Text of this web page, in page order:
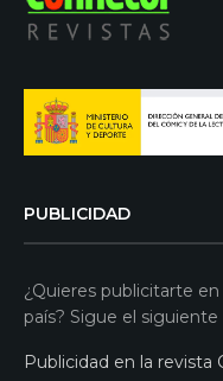
PUBLICIDAD
¿Quieres publicitarte
país? Sigue el siguiente
Publicidad en la revista